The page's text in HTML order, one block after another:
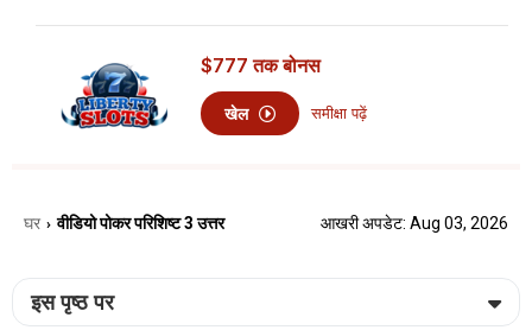
$777 तक बोनस
खेल समीक्षा पढ़ें
घर › वीडियो पोकर परिशिष्ट 3 उत्तर आखरी अपडेट: Aug 03, 2026
इस पृष्ठ पर